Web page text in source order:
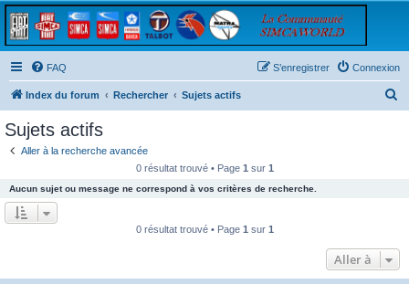
FAQ Connexion
S’enregistrer
Index du forum Rechercher Sujets actifs
e
Sujets actifs
Aller à la recherche avancée
0 résultat trouvé • Page 1 sur 1
Aucun sujet ou message ne correspond à vos critères de recherche.
0 résultat trouvé • Page 1 sur 1
Aller à